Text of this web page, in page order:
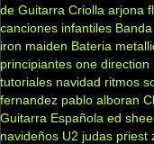
de Guitarra Criolla arjona
canciones infantiles
iron maiden Bateria
principiantes one direction
tutoriales navidad ritmos
fernandez pablo alboran
Guitarra Española ed
navideños U2 judas priest